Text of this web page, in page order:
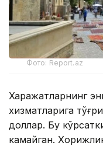
Фото: Report.az
Харажатларнинг
хизматларига
доллар. Бу
камайган.